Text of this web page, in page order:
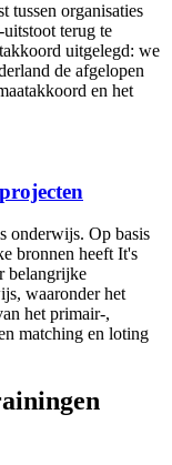
tussen organisaties
terug te
uitgelegd: we
de afgelopen
en het
onderwijs. Op basis
bronnen heeft It's
belangrijke
waaronder het
het primair-,
matching en loting